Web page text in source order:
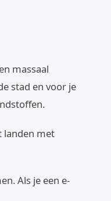
massaal
stad en voor je
landen met
Als je een e-